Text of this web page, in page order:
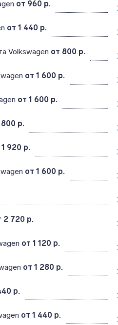
от 960 р.
от 1 440 р.
Volkswagen от 800 р.
от 1 600 р.
от 1 600 р.
р.
1 920 р.
от 1 600 р.
2 720 р.
от 1 120 р.
от 1 280 р.
р.
от 1 440 р.